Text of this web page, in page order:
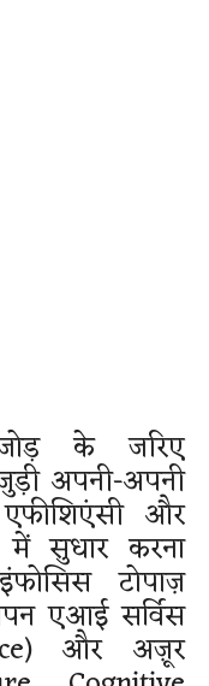
के जरिए
अपनी-अपनी
और
में सुधार करना
टोपाज़
एआई सर्विस
और अज़ूर